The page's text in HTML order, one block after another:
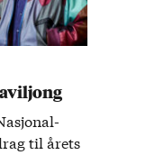
til årets